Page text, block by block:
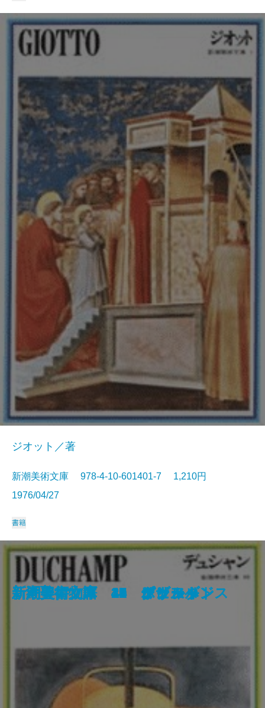
《新潮日本古典集成》方丈記 発
心集
限定版 日月星辰
《新潮日本古典集成》世阿弥芸術
論集
《新潮日本古典集成》好色一代女
新潮美術文庫 39 マティス
新潮美術文庫 40 ルオー
《新潮日本古典集成》伊勢物語
《新潮日本古典集成》源氏物語
一
新潮美術文庫 50 クレー
新潮美術文庫 1 ジオット
ジオット／著
新潮美術文庫 978-4-10-601401-7 1,210円
1976/04/27
書籍
新潮美術文庫 49 デュシャン
新潮美術文庫 10 リューベンス
新潮美術文庫 44 レジェ
新約聖書物語
新潮美術文庫 19 ダヴィッド
新潮美術文庫 22 ミレー
新潮美術文庫 37 クリムト
新潮美術文庫 41 デュフィ
新潮美術文庫 15 シャルダン
新潮美術文庫 34 ボナール